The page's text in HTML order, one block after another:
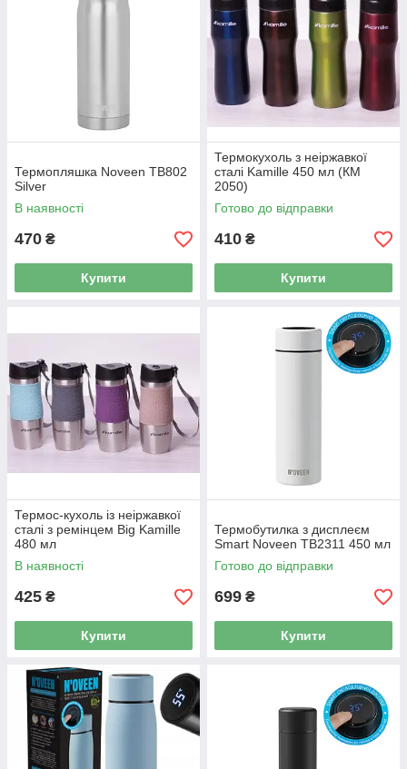
Термопляшка Noveen TB802
Silver
В наявності
470 ₴
Купити
Термокухоль з неіржавкої
сталі Kamille 450 мл (КМ
2050)
Готово до відправки
410 ₴
Купити
Термос-кухоль із неіржавкої
сталі з ремінцем Big Kamille
480 мл
В наявності
425 ₴
Купити
Термобутилка з дисплеєм
Smart Noveen TB2311 450 мл
Готово до відправки
699 ₴
Купити